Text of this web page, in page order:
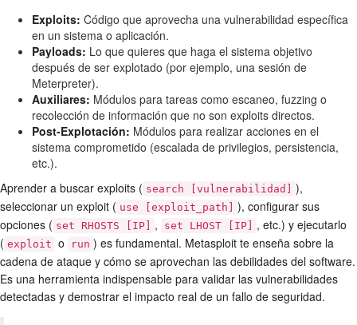
Exploits: Código que aprovecha una vulnerabilidad específica
en un sistema o aplicación.
Payloads: Lo que quieres que haga el sistema objetivo
después de ser explotado (por ejemplo, una sesión de
Meterpreter).
Auxiliares: Módulos para tareas como escaneo, fuzzing o
recolección de información que no son exploits directos.
Post-Explotación: Módulos para realizar acciones en el
sistema comprometido (escalada de privilegios, persistencia,
etc.).
Aprender a buscar exploits ( search [vulnerabilidad]
),
seleccionar un exploit ( use [exploit_path]
), configurar sus
opciones ( set RHOSTS [IP] , set LHOST [IP]
, etc.) y ejecutarlo
( exploit o run ) es fundamental. Metasploit te enseña sobre la
cadena de ataque y cómo se aprovechan las debilidades del software.
Es una herramienta indispensable para validar las vulnerabilidades
detectadas y demostrar el impacto real de un fallo de seguridad.